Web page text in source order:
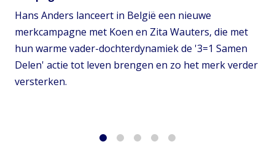
Hans Anders lanceert in België een nieuwe
merkcampagne met Koen en Zita Wauters, die met
hun warme vader-dochterdynamiek de '3=1 Samen
Delen' actie tot leven brengen en zo het merk verder
versterken.